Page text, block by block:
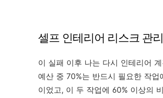
셀프 인테리어 리스크 관
이 실패 이후 나는 다시 인테리어
예산 중 70%는 반드시 필요한 작
이었고, 이 두 작업에 60% 이상의